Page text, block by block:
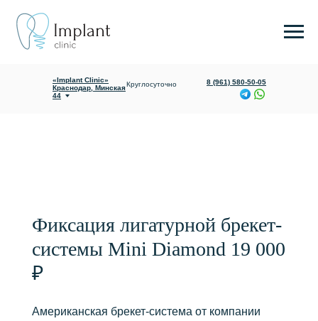
«Implant Clinic»
Краснодар, Минская
44
Круглосуточно 8 (961) 580-50-05
«Implant Clinic»
Яблоновский,
Гагарина 165/1
Фиксация лигатурной брекет-
системы Mini Diamond 19 000
₽
Американская брекет-система от компании